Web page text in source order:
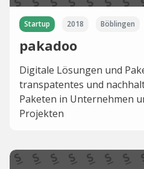
Startup 2018 Böblingen
pakadoo
Digitale Lösungen und
transpatentes und
Paketen in Unternehmen
Projekten